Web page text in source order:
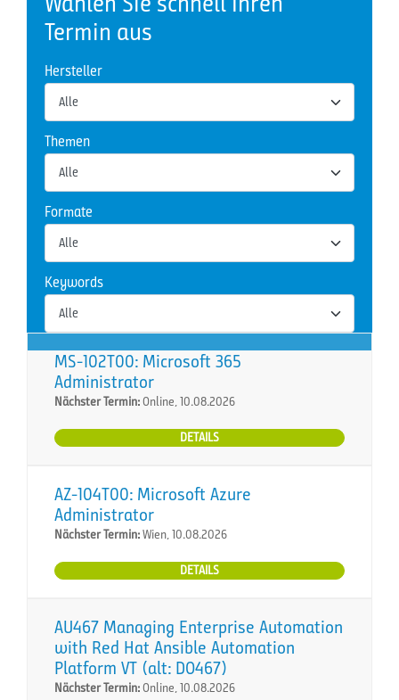
Termin aus
Hersteller
Themen
Formate
Keywords
MS-102T00: Microsoft 365
Administrator
Nächster Termin:Online, 10.08.2026
DETAILS
AZ-104T00: Microsoft Azure
Administrator
Nächster Termin:Wien, 10.08.2026
DETAILS
AU467 Managing Enterprise Automation
with Red Hat Ansible Automation
Platform VT (alt: DO467)
Nächster Termin:Online, 10.08.2026